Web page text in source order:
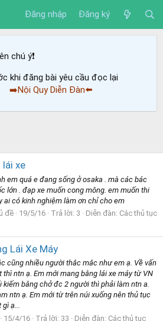
Đăng nhập Đăng ký
chú ý❗️
khi đăng bài yêu cầu đọc lại
➡️Nội Quy Diễn Đàn⬅️
lái xe
em quá e đang sống ở osaka . mà các bác
lớn . đạp xe muốn cong mông. em muốn thi
ai có kinh nghiệm làm ơn chỉ cho em
đề 19/5/16 Trả lời: 3 Diễn đàn: Các thủ tục
Lái Xe Máy
cũng nhiều người thắc mắc như em ạ. Về vấn
ntn ạ. Em mới mang bằng lái xe máy từ VN
kiếm bằng chở đc 2 người thì phải làm ntn a.
ntn ạ. Em mới từ trên núi xuống nên thủ tục
ạ...
15/4/16 Trả lời: 33 Diễn đàn: Các thủ tục